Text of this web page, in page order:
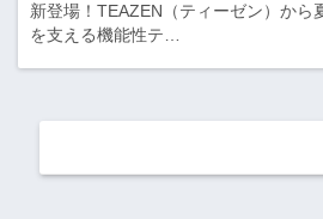
新登場！TEAZEN（ティーゼン）から
を支える機能性テ…